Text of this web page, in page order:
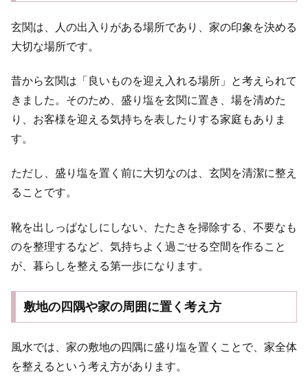
玄関は、人の出入りがある場所であり、家の印象を決める
大切な場所です。
昔から玄関は「良いものを迎え入れる場所」と考えられて
きました。そのため、盛り塩を玄関に置き、場を清めた
り、お客様を迎える気持ちを表したりする家庭もありま
す。
ただし、盛り塩を置く前に大切なのは、玄関を清潔に整え
ることです。
靴を出しっぱなしにしない、たたきを掃除する、不要なも
のを整理するなど、気持ちよく過ごせる空間を作ること
が、暮らしを整える第一歩になります。
敷地の四隅や家の周囲に置く考え方
風水では、家の敷地の四隅に盛り塩を置くことで、家全体
を整えるという考え方があります。